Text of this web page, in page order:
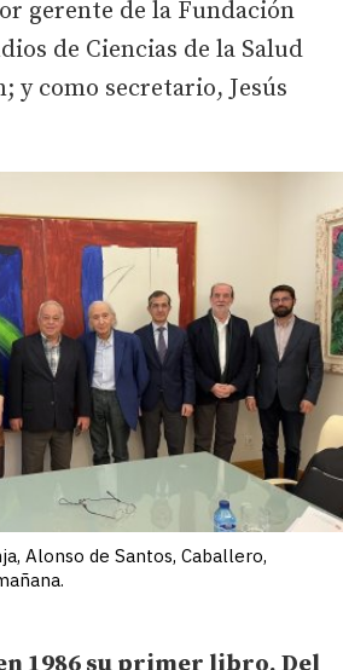
gerente de la Fundación
de Ciencias de la Salud
y como secretario, Jesús
Alonso de Santos, Caballero,